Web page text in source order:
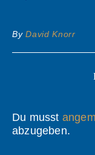
ByDavid Knorr
Du musst
abzugeben.